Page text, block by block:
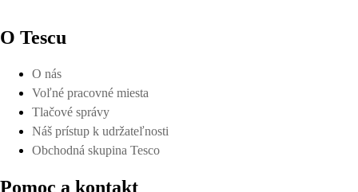
O Tescu
O nás
Voľné pracovné miesta
Tlačové správy
Náš prístup k udržateľnosti
Obchodná skupina Tesco
Pomoc a kontakt